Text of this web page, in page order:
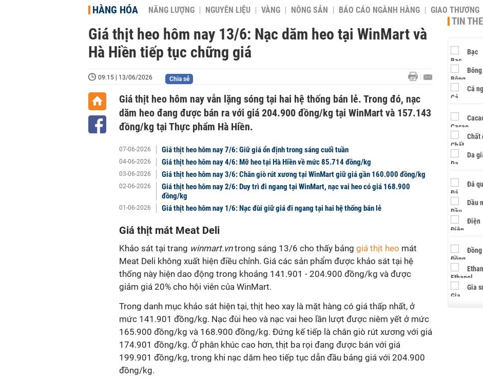
HÀNG HÓA NĂNG LƯỢNG NGUYÊN LIỆU VÀNG NÔNG SẢN BÁO CÁO NGÀNH HÀNG GIAO THƯƠNG
Giá thịt heo hôm nay 13/6: Nạc dăm heo tại WinMart và
Hà Hiền tiếp tục chững giá
09:15 | 13/06/2026 Chia sẻ
Giá thịt heo hôm nay vẫn lặng sóng tại hai hệ thống bán lẻ. Trong đó, nạc
dăm heo đang được bán ra với giá 204.900 đồng/kg tại WinMart và 157.143
đồng/kg tại Thực phẩm Hà Hiền.
07-06-2026 Giá thịt heo hôm nay 7/6: Giữ giá ổn định trong sáng cuối tuần
04-06-2026 Giá thịt heo hôm nay 4/6: Mỡ heo tại Hà Hiền về mức 85.714 đồng/kg
03-06-2026 Giá thịt heo hôm nay 3/6: Chân giò rút xương tại WinMart giữ giá gần 160.000 đồng/kg
02-06-2026
Giá thịt heo hôm nay 2/6: Duy trì đi ngang tại WinMart, nạc vai heo có giá 168.900
đồng/kg
01-06-2026 Giá thịt heo hôm nay 1/6: Nạc đùi giữ giá đi ngang tại hai hệ thống bán lẻ
Giá thịt mát Meat Deli
Khảo sát tại trang winmart.vntrong sáng 13/6 cho thấy bảng giá thịt heo mát
Meat Deli không xuất hiện điều chỉnh. Giá các sản phẩm được khảo sát tại hệ
thống này hiện dao động trong khoảng 141.901 - 204.900 đồng/kg và được
giảm giá 20% cho hội viên của WinMart.
Trong danh mục khảo sát hiện tại, thịt heo xay là mặt hàng có giá thấp nhất, ở
mức 141.901 đồng/kg. Nạc đùi heo và nạc vai heo lần lượt được niêm yết ở mức
165.900 đồng/kg và 168.900 đồng/kg. Đứng kế tiếp là chân giò rút xương với giá
174.901 đồng/kg. Ở phân khúc cao hơn, thịt ba rọi đang được bán với giá
199.901 đồng/kg, trong khi nạc dăm heo tiếp tục dẫn đầu bảng giá với 204.900
đồng/kg.
TIN
Bạc
Cá
Chất
Da
Đá
Dầu
Điện
Đồng
Gia